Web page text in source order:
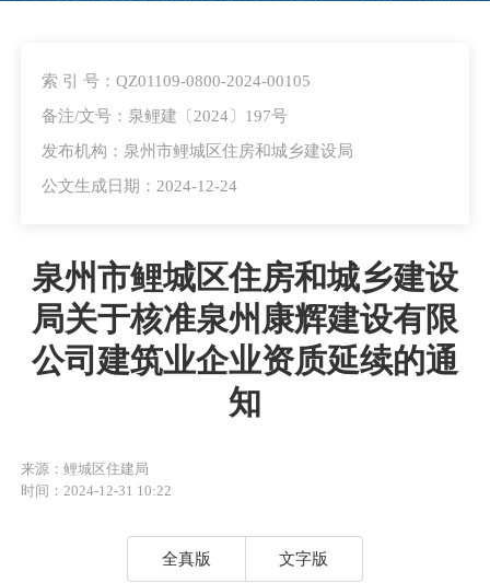
索 引 号：QZ01109-0800-2024-00105
备注/文号：泉鲤建〔2024〕197号
发布机构：泉州市鲤城区住房和城乡建设局
公文生成日期：2024-12-24
泉州市鲤城区住房和城乡建设
局关于核准泉州康辉建设有限
公司建筑业企业资质延续的通
知
来源：鲤城区住建局
时间：2024-12-31 10:22
全真版 文字版